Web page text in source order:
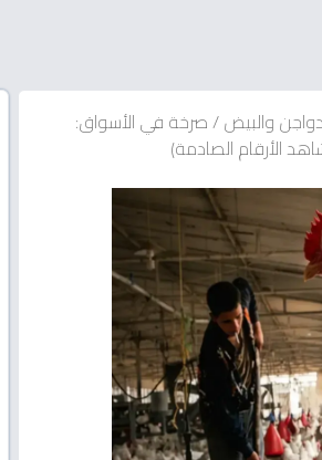
والبيض/صرخة في الأسواق: